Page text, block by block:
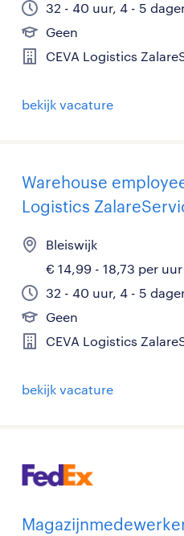
32 - 40 uur, 4 - 5
Geen
CEVA Logistics
bekijk vacature
Warehouse
Logistics
Bleiswijk
€ 14,99 - 18,73 per uur
32 - 40 uur, 4 - 5
Geen
CEVA Logistics
bekijk vacature